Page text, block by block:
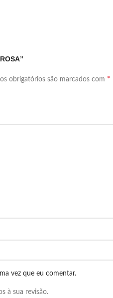
obrigatórios são marcados com *
vez que eu comentar.
à sua revisão.